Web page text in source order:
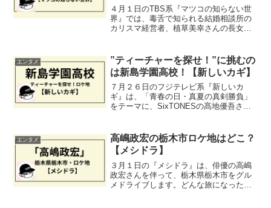
４月１日のTBS系『マツコの知らない世
界』では、毒舌で知られる結婚相談所の
カリスマ経営者、植草美幸さんの長女、
婚しているのか、という問題について調
べてみました。
エンタメ
”ティーチャーを探せ！”に挑むの
は新島学園高校！【新しいカギ】
７月２６日のフジテレビ系『新しいカ
ギ』は、「青春の日・真夏の真剣勝負」
をテーマに、SixTONESの髙地優吾さん
県の『新島学園高校』。今回はこちらの
学校を紹介します。
エンタメ
高嶋政宏の栃木市ロケ地はどこ？
【メシドラ】
３月１日の『メシドラ』は、俳優の高嶋
政宏さんを伴って、栃木県栃木市をグル
メドライブします。どんな旅になったの